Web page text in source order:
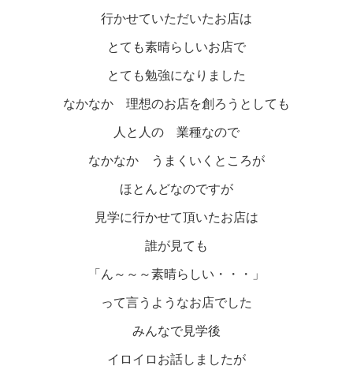
行かせていただいたお店は
とても素晴らしいお店で
とても勉強になりました
なかなか 理想のお店を創ろうとしても
人と人の 業種なので
なかなか うまくいくところが
ほとんどなのですが
見学に行かせて頂いたお店は
誰が見ても
「ん～～～素晴らしい・・・」
って言うようなお店でした
みんなで見学後
イロイロお話しましたが